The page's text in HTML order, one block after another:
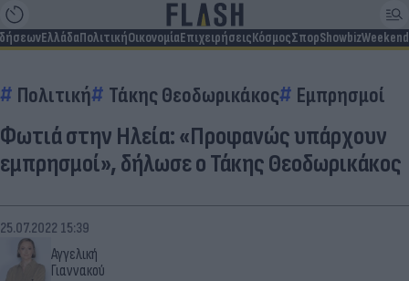
ΕλλάδαΠολιτικήΟικονομίαΕπιχειρήσειςΚόσμοςΣπορShowbizWeekend
Πολιτική Τάκης Θεοδωρικάκος Εμπρησμοί
Φωτιά στην Ηλεία: «Προφανώς υπάρχουν
εμπρησμοί», δήλωσε ο Τάκης Θεοδωρικάκος
Αγγελική
Γιαννακού
25.07.2022 15:39